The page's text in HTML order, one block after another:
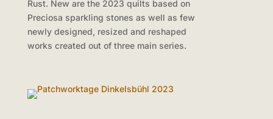
Rust. New are the 2023 quilts based on
Preciosa sparkling stones as well as few
newly designed, resized and reshaped
works created out of three main series.